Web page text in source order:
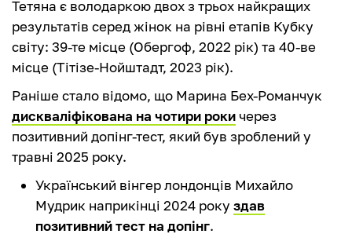
Тетяна є володаркою двох з трьох найкращих
результатів серед жінок на рівні етапів Кубку
світу: 39-те місце (Обергоф, 2022 рік) та 40-ве
місце (Тітізе-Нойштадт, 2023 рік).
Раніше стало відомо, що Марина Бех-Романчук
дискваліфікована на чотири роки через
позитивний допінг-тест, який був зроблений у
травні 2025 року.
Український вінгер лондонців Михайло
Мудрик наприкінці 2024 року здав
позитивний тест на допінг.